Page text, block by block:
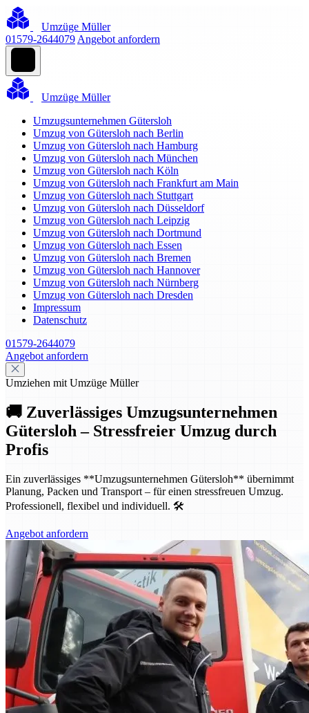
Umzüge Müller
01579-2644079 Angebot anfordern
Umzüge Müller
Umzugsunternehmen Gütersloh
Umzug von Gütersloh nach Berlin
Umzug von Gütersloh nach Hamburg
Umzug von Gütersloh nach München
Umzug von Gütersloh nach Köln
Umzug von Gütersloh nach Frankfurt am Main
Umzug von Gütersloh nach Stuttgart
Umzug von Gütersloh nach Düsseldorf
Umzug von Gütersloh nach Leipzig
Umzug von Gütersloh nach Dortmund
Umzug von Gütersloh nach Essen
Umzug von Gütersloh nach Bremen
Umzug von Gütersloh nach Hannover
Umzug von Gütersloh nach Nürnberg
Umzug von Gütersloh nach Dresden
Impressum
Datenschutz
01579-2644079
Angebot anfordern
Umziehen mit Umzüge Müller
🚚 Zuverlässiges Umzugsunternehmen
Gütersloh – Stressfreier Umzug durch
Profis
Ein zuverlässiges **Umzugsunternehmen Gütersloh** übernimmt
Planung, Packen und Transport – für einen stressfreuen Umzug.
Professionell, flexibel und individuell. 🛠️
Angebot anfordern